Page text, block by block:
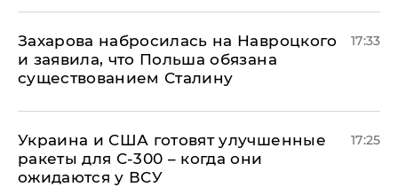
​Захарова набросилась на Навроцкого
и заявила, что Польша обязана
существованием Сталину
17:33
Украина и США готовят улучшенные
ракеты для С-300 – когда они
ожидаются у ВСУ
17:25